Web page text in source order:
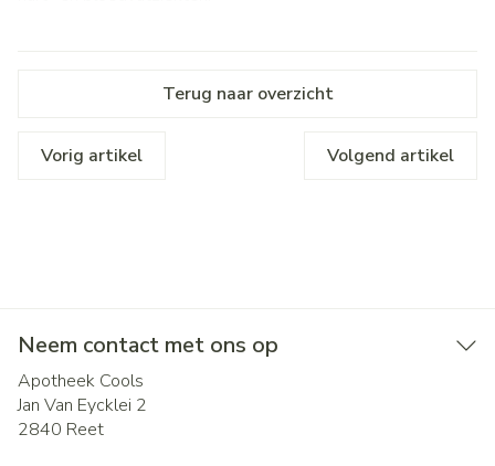
Terug naar overzicht
Vorig artikel Volgend artikel
Neem contact met ons op
Apotheek Cools
Jan Van Eycklei 2
2840 Reet